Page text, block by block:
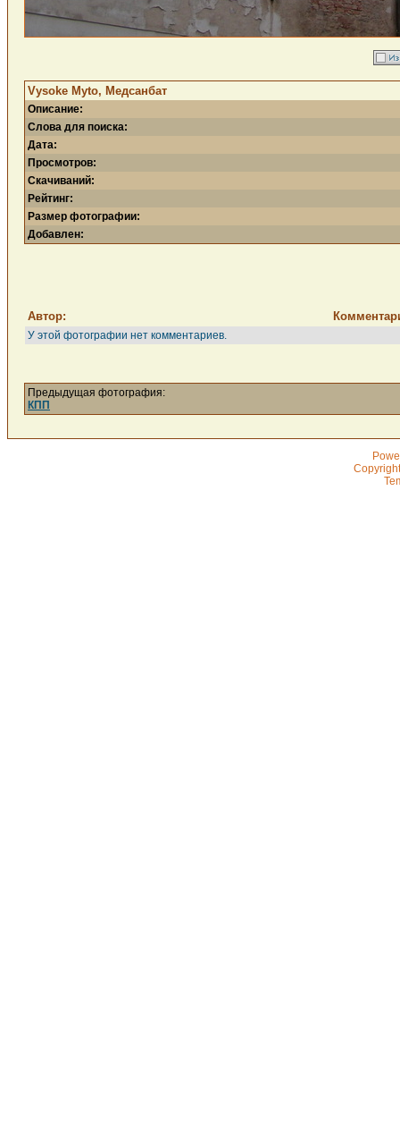
Vysoke Myto, Медсанбат
Описание:
Слова для поиска:
Дата:
Просмотров:
Скачиваний:
Рейтинг:
Размер фотографии:
Добавлен:
Автор:
У этой фотографии нет комментариев.
Предыдущая фотография:
КПП